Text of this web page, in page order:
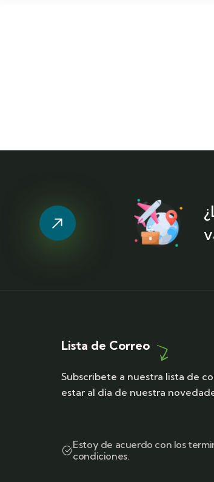
Lista de Correo
Subscribete a nuestra lista de
estar al día de nuestra
Estoy de acuerdo con los
condiciones.